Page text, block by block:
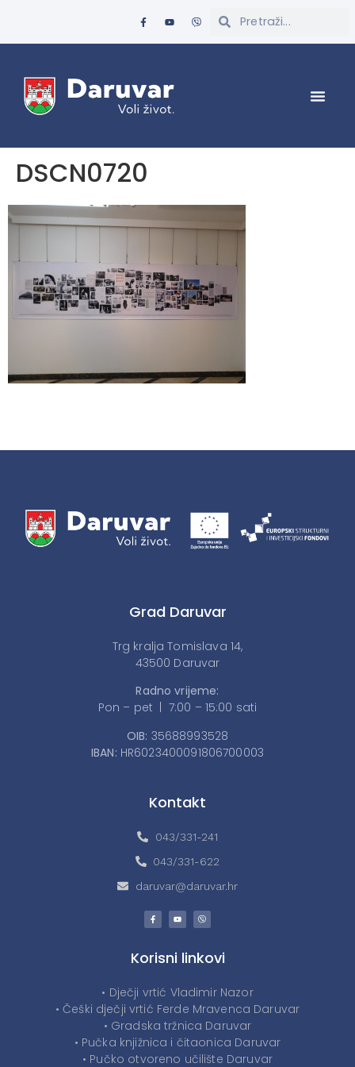
DSCN0720
Grad Daruvar
Trg kralja Tomislava 14,
43500 Daruvar
Radno vrijeme:
Pon – pet | 7:00 – 15:00 sati
OIB: 35688993528
IBAN: HR6023400091806700003
Kontakt
043/331-241
043/331-622
daruvar@daruvar.hr
Korisni linkovi
• Dječji vrtić Vladimir Nazor
• Češki dječji vrtić Ferde Mravenca Daruvar
• Gradska tržnica Daruvar
• Pučka knjižnica i čitaonica Daruvar
• Pučko otvoreno učilište Daruvar